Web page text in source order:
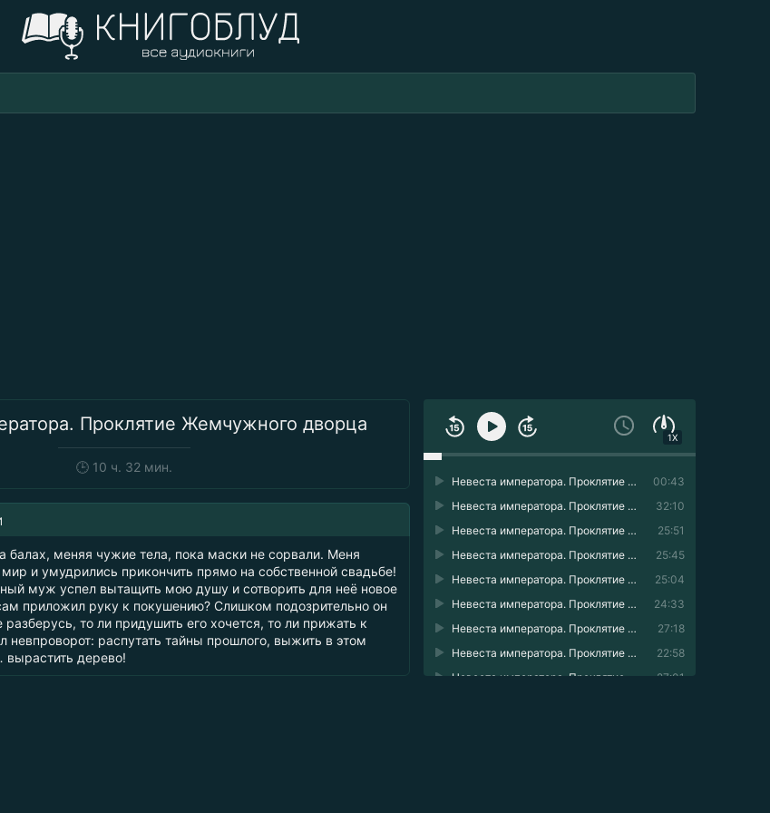
Проклятие Жемчужного дворца
🕒 10 ч. 32 мин.
1X
00:43
Невеста императора. Проклятие Жемчужного дворца 01
32:10
Невеста императора. Проклятие Жемчужного дворца 02
25:51
Невеста императора. Проклятие Жемчужного дворца 03
25:45
Невеста императора. Проклятие Жемчужного дворца 04
25:04
Невеста императора. Проклятие Жемчужного дворца 05
24:33
Невеста императора. Проклятие Жемчужного дворца 06
27:18
Невеста императора. Проклятие Жемчужного дворца 07
22:58
Невеста императора. Проклятие Жемчужного дворца 08
27:01
балах, меняя чужие тела, пока маски не сорвали. Меня
и умудрились прикончить прямо на собственной свадьбе!
муж успел вытащить мою душу и сотворить для неё новое
приложил руку к покушению? Слишком подозрительно он
то ли придушить его хочется, то ли прижать к
распутать тайны прошлого, выжить в этом
вырастить дерево!